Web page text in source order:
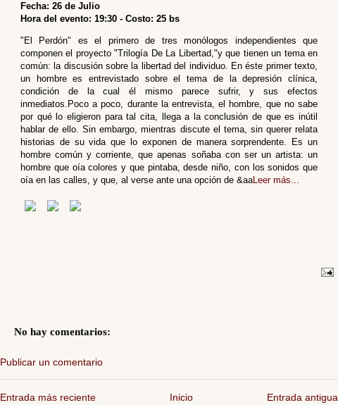
Fecha: 26 de Julio
Hora del evento: 19:30 - Costo: 25 bs
"El Perdón" es el primero de tres monólogos independientes que
componen el proyecto "Trilogía De La Libertad,"y que tienen un tema en
común: la discusión sobre la libertad del individuo. En éste primer texto,
un hombre es entrevistado sobre el tema de la depresión clínica,
condición de la cual él mismo parece sufrir, y sus efectos
inmediatos.Poco a poco, durante la entrevista, el hombre, que no sabe
por qué lo eligieron para tal cita, llega a la conclusión de que es inútil
hablar de ello. Sin embargo, mientras discute el tema, sin querer relata
historias de su vida que lo exponen de manera sorprendente. Es un
hombre común y corriente, que apenas soñaba con ser un artista: un
hombre que oía colores y que pintaba, desde niño, con los sonidos que
oía en las calles, y que, al verse ante una opción de &aaLeer más...
No hay comentarios:
Publicar un comentario
Entrada más reciente Entrada antigua
Inicio